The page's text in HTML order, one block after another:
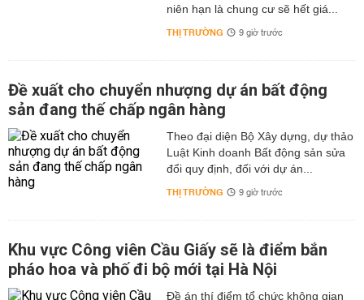
ĐĐB
km/giờ
Xem dự báo thời tiết Hà Nội ngày mai
NGÀY MÔ TẢ
CAO /
THẤP
LG.MƯA GIÓ
ĐỘ
ẨM
NAY
Sáng
ĐĐB
km/giờ
NGÀY
MAI
Giông
Bão Rải
Rác
31°25° 40%
NĐN
18
km/giờ
niên hạn là chung cư sẽ hết giá...
THỊ TRƯỜNG 9 giờ trước
Đề xuất cho chuyển nhượng dự án bất động
sản đang thế chấp ngân hàng
Theo đại diện Bộ Xây dựng, dự thảo
Luật Kinh doanh Bất động sản sửa
đổi quy định, đối với dự án...
THỊ TRƯỜNG 9 giờ trước
Khu vực Công viên Cầu Giấy sẽ là điểm bắn
pháo hoa và phố đi bộ mới tại Hà Nội
Đề án thí điểm tổ chức không gian